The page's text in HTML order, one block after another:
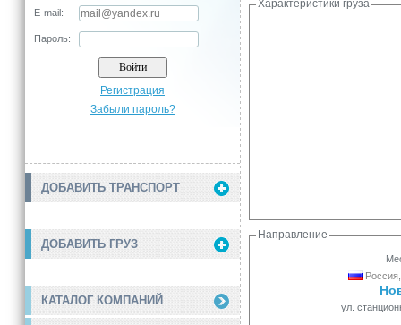
E-mail:
Пароль:
Регистрация
Забыли пароль?
ДОБАВИТЬ ТРАНСПОРТ
ДОБАВИТЬ ГРУЗ
КАТАЛОГ КОМПАНИЙ
Характеристики груза
Направление
ул.